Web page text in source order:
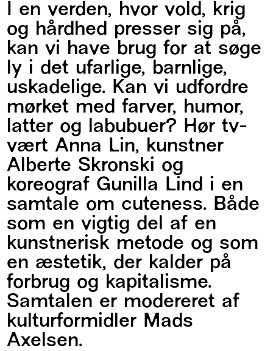
I en verden, hvor vold, krig
og hårdhed presser sig på,
kan vi have brug for at søge
ly i det ufarlige, barnlige,
uskadelige. Kan vi udfordre
mørket med farver, humor,
latter og labubuer? Hør tv-
vært Anna Lin, kunstner
Alberte Skronski og
koreograf Gunilla Lind i en
samtale om cuteness. Både
som en vigtig del af en
kunstnerisk metode og som
en æstetik, der kalder på
forbrug og kapitalisme.
Samtalen er modereret af
kulturformidler Mads
Axelsen.